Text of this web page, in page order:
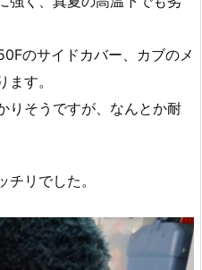
のサイドカバー、カブのメ
す。
りそうですが、なんとか耐
リでした。